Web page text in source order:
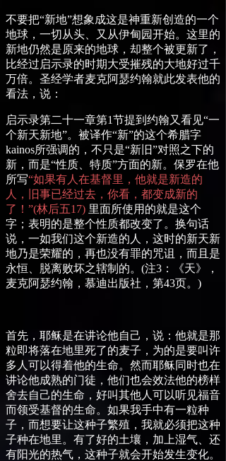
不要把“新地”想象成这是神重新创造的一个
地球，一切从头、又从伊甸园开始。这里的
新地仍然是原来的地球，却整个被更新了，
比经过启示录的时期大受摧残的大地好过千
万倍。圣经学者麦克阿瑟约翰就此发表他的
看法，说：
启示录第二十一章第1节提到约翰又看见“一
个新天新地”。被译作“新”的这个希腊字
kainos所强调的，不只是“新旧”对照之下的
新，而是“性质、特质”方面的新。保罗在他
所写“如果有人在基督里，他就是新造的
人，旧事已经过去，你看，都变成新的
了！ ”(林后五17) 里面所使用的就是这个
字；表明的是整个性质都改变了。换句话
说，一如我们这个新造的人，这时的新天新
地乃是荣耀的，再也没有罪的咒诅，而且是
永恒、脱离败坏之辖制的。 (注3 ：《天》，
麦克阿瑟约翰，慕迪出版社，第43页。 )
首先，耶稣是在讲论他自己，说：他就是那
粒即将落在地里死了的麦子，为的是要叫许
多人可以得着他的生命。然而耶稣同时也在
讲论他成熟的门徒，他们也会效法他的榜样
舍去自己的生命，好叫其他人可以听见福音
而领受基督的生命。如果我手中有一粒种
子，而想要让这种子繁殖，我就必须把这种
子种在地里。有了好的土壤，加上湿气、还
有阳光的热气，这种子就会开始发生变化。